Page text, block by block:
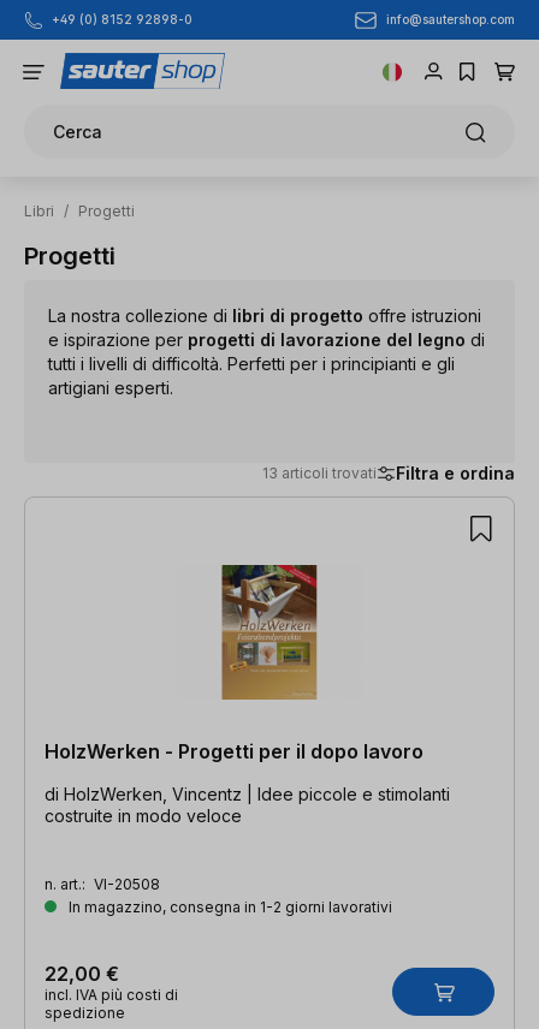
Passa al contenuto principale
+49 (0) 8152 92898-0 info@sautershop.com
Cerca
Libri / Progetti
Progetti
La nostra collezione di libri di progetto offre istruzioni
e ispirazione per progetti di lavorazione del legno di
tutti i livelli di difficoltà. Perfetti per i principianti e gli
artigiani esperti.
13 articoli trovati Filtra e ordina
13 articoli trovati
HolzWerken - Progetti per il dopo lavoro
di HolzWerken, Vincentz | Idee piccole e stimolanti
costruite in modo veloce
n. art.: VI-20508
In magazzino, consegna in 1-2 giorni lavorativi
22,00 €
incl. IVA più costi di
spedizione